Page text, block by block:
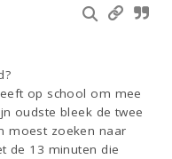
op school om mee
oudste bleek de twee
moest zoeken naar
de 13 minuten die